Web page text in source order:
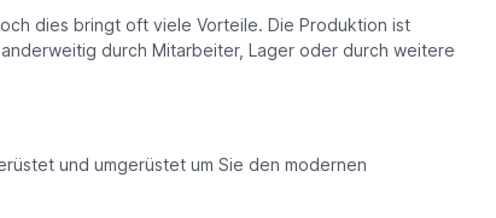
dies bringt oft viele Vorteile. Die Produktion ist
durch Mitarbeiter, Lager oder durch weitere
und umgerüstet um Sie den modernen